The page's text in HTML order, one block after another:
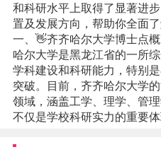
和科研水平上取得了显著进
置及发展方向，帮助你全面
一、👋齐齐哈尔大学博士点
哈尔大学是黑龙江省的一所
学科建设和科研能力，特别
突破。目前，齐齐哈尔大学
领域，涵盖工学、理学、管
不仅是学校科研实力的重要